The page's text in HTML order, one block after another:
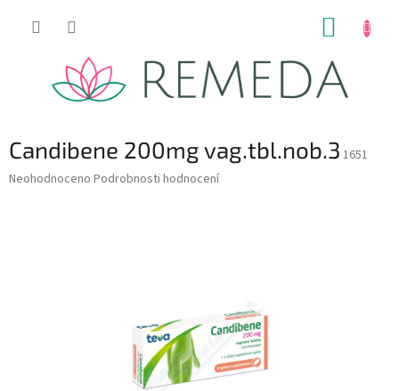
Candibene 200mg vag.tbl.nob.3 1651
Průměrné
Neohodnoceno Podrobnosti hodnocení